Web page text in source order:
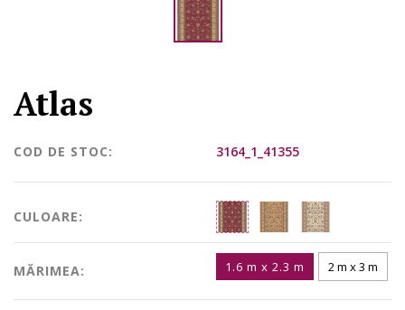
Atlas
COD DE STOC: 3164_1_41355
CULOARE:
MĂRIMEA: 1.6 m x 2.3 m 2 m x 3 m